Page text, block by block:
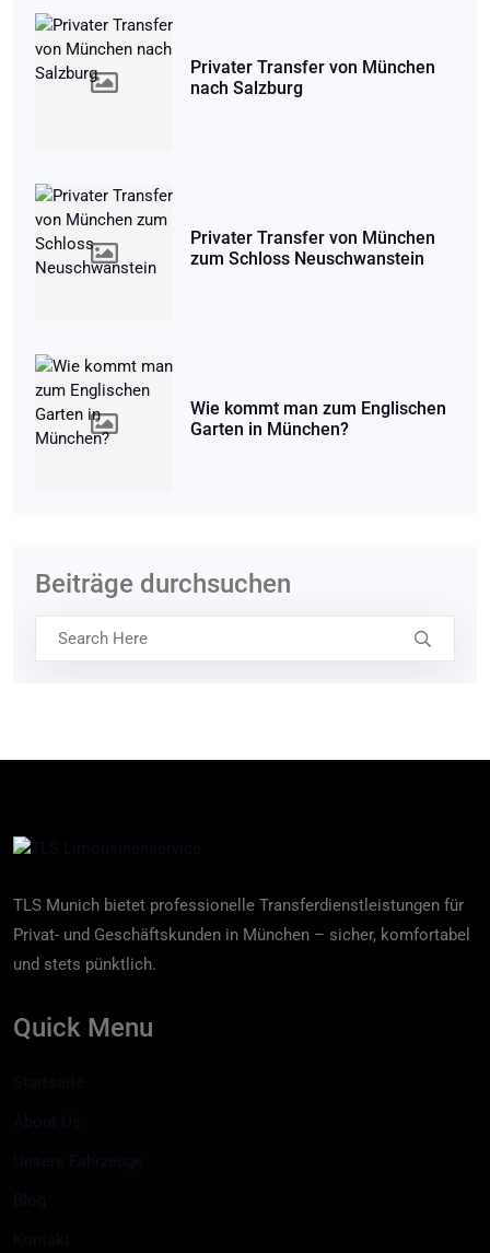
Privater Transfer von München
nach Salzburg
Privater Transfer von München
zum Schloss Neuschwanstein
Wie kommt man zum Englischen
Garten in München?
Beiträge durchsuchen
TLS Munich bietet professionelle Transferdienstleistungen für
Privat- und Geschäftskunden in München – sicher, komfortabel
und stets pünktlich.
Quick Menu
Startseite
About Us
Unsere Fahrzeuge
Blog
Kontakt